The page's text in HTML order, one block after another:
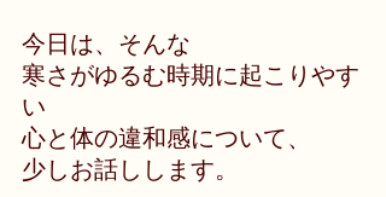
今日は、そんな
寒さがゆるむ時期に起こりやす
い
心と体の違和感について、
少しお話しします。